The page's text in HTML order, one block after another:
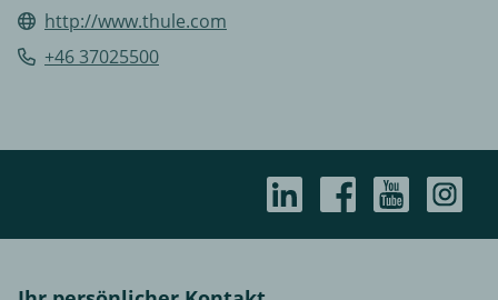
http://www.thule.com
+46 37025500